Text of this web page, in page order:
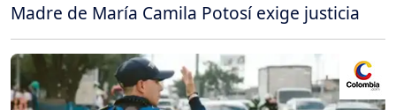
Madre de María Camila Potosí exige justicia